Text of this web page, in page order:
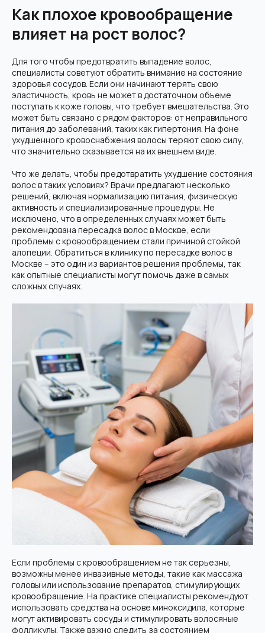
Как плохое кровообращение
влияет на рост волос?
Для того чтобы предотвратить выпадение волос,
специалисты советуют обратить внимание на состояние
здоровья сосудов. Если они начинают терять свою
эластичность, кровь не может в достаточном объеме
поступать к коже головы, что требует вмешательства. Это
может быть связано с рядом факторов: от неправильного
питания до заболеваний, таких как гипертония. На фоне
ухудшенного кровоснабжения волосы теряют свою силу,
что значительно сказывается на их внешнем виде.
Что же делать, чтобы предотвратить ухудшение состояния
волос в таких условиях? Врачи предлагают несколько
решений, включая нормализацию питания, физическую
активность и специализированные процедуры. Не
исключено, что в определенных случаях может быть
рекомендована пересадка волос в Москве, если
проблемы с кровообращением стали причиной стойкой
алопеции. Обратиться в клинику по пересадке волос в
Москве – это один из вариантов решения проблемы, так
как опытные специалисты могут помочь даже в самых
сложных случаях.
Если проблемы с кровообращением не так серьезны,
возможны менее инвазивные методы, такие как массажа
головы или использование препаратов, стимулирующих
кровообращение. На практике специалисты рекомендуют
использовать средства на основе миноксидила, которые
могут активировать сосуды и стимулировать волосяные
фолликулы. Также важно следить за состоянием